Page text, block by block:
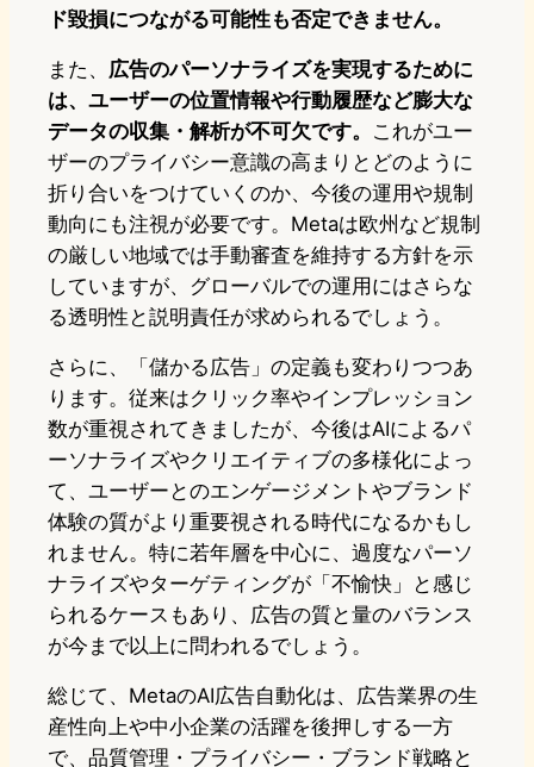
ド毀損につながる可能性も否定できません。
また、 広告のパーソナライズを実現するために
は、ユーザーの位置情報や行動履歴など膨大な
データの収集・解析が不可欠です。 これがユー
ザーのプライバシー意識の高まりとどのように
折り合いをつけていくのか、今後の運用や規制
動向にも注視が必要です。Metaは欧州など規制
の厳しい地域では手動審査を維持する方針を示
していますが、グローバルでの運用にはさらな
る透明性と説明責任が求められるでしょう。
さらに、「儲かる広告」の定義も変わりつつあ
ります。従来はクリック率やインプレッション
数が重視されてきましたが、今後はAIによるパ
ーソナライズやクリエイティブの多様化によっ
て、ユーザーとのエンゲージメントやブランド
体験の質がより重要視される時代になるかもし
れません。特に若年層を中心に、過度なパーソ
ナライズやターゲティングが「不愉快」と感じ
られるケースもあり、広告の質と量のバランス
が今まで以上に問われるでしょう。
総じて、MetaのAI広告自動化は、広告業界の生
産性向上や中小企業の活躍を後押しする一方
で、品質管理・プライバシー・ブランド戦略と